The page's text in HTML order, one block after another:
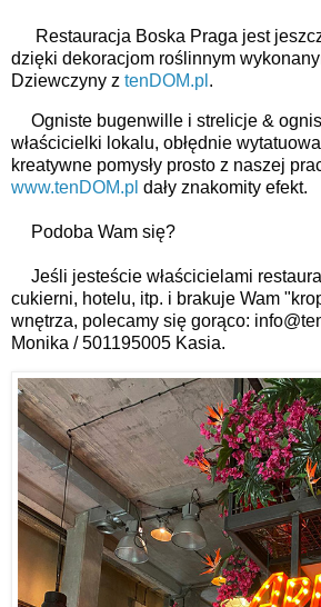
Restauracja Boska Praga jest
dzięki dekoracjom roślinnym
Dziewczyny z tenDOM.pl .
Ogniste bugenwille i strelicje &
właścicielki lokalu, obłędnie
www.tenDOM.pl dały znakomity efekt.
Podoba Wam się?
Jeśli jesteście właścicielami
cukierni, hotelu, itp. i brakuje Wam
wnętrza, polecamy się gorąco:
Monika / 501195005 Kasia.